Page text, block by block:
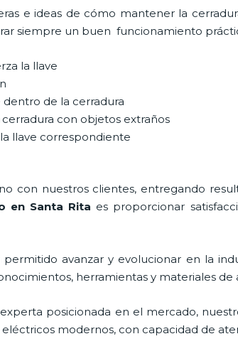
e ideas de cómo mantener la
siempre un buen funcionamiento
la llave
dentro de la cerradura
con objetos extraños
llave correspondiente
con nuestros clientes, entregando
en Santa Rita es proporcionar
avanzar y evolucionar en la
herramientas y materiales de
posicionada en el mercado,
modernos, con capacidad de